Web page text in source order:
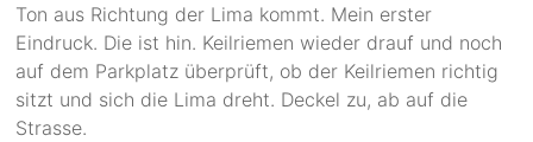
Ton aus Richtung der Lima kommt. Mein erster
Eindruck. Die ist hin. Keilriemen wieder drauf und noch
auf dem Parkplatz überprüft, ob der Keilriemen richtig
sitzt und sich die Lima dreht. Deckel zu, ab auf die
Strasse.